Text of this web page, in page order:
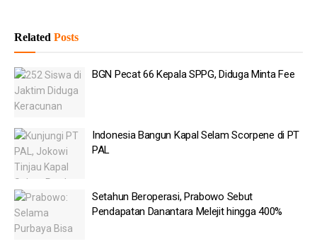
Indonesia Bangun Kapal Selam Scorpene di PT PAL
Danantara Melejit hingga 400%
Perusahaan Induk FB Didenda Rp10 Triliun karena Dinilai
Korut Tolak Ide Prabowo Buka Dialog dengan Korsel
Rosan: Danantara Ditawarkan Kelola Bersama Bandara
Madinah
“Tadi malam tim penuntut umum sudah melaksanakan
Related Posts
BGN Pecat 66 Kepala SPPG, Diduga Minta Fee
Indonesia Bangun Kapal Selam Scorpene di PT
PAL
Setahun Beroperasi, Prabowo Sebut
Pendapatan Danantara Melejit hingga 400%